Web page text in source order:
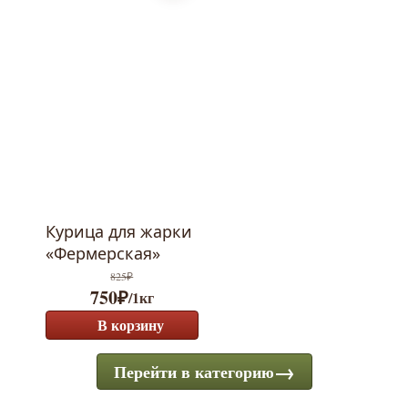
Курица для жарки
«Фермерская»
750₽
825₽
/1кг
В корзину
Перейти в категорию